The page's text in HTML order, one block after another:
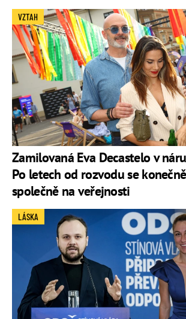
Zamilovaná Eva Decastelo v
Po letech od rozvodu se
společně na veřejnosti
VZTAH
LÁSKA